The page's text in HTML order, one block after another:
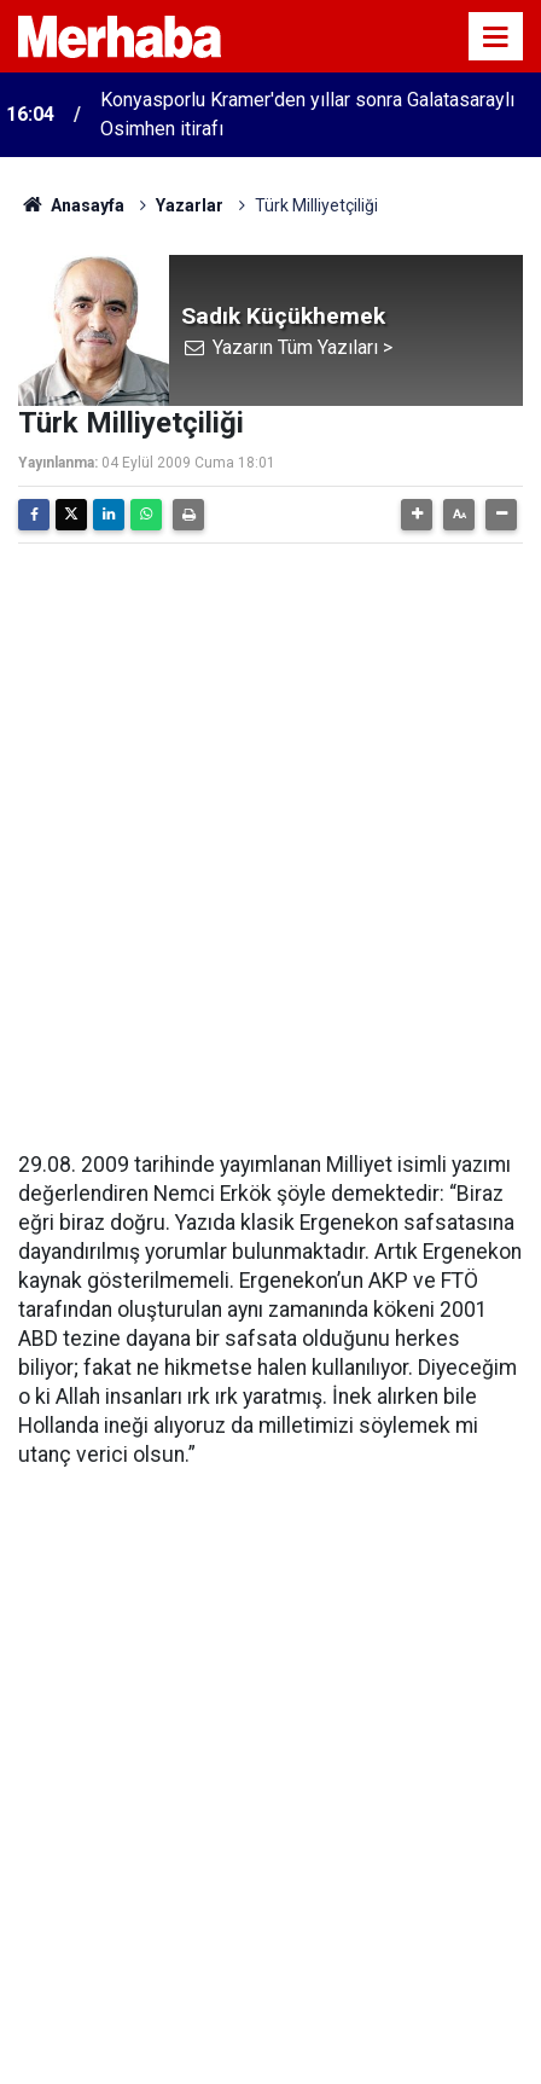
16:04
Konyasporlu Kramer'den yıllar sonra Galatasaraylı
Osimhen itirafı
Anasayfa Yazarlar Türk Milliyetçiliği
Sadık Küçükhemek
Yazarın Tüm Yazıları >
Türk Milliyetçiliği
Yayınlanma: 04 Eylül 2009 Cuma 18:01
29.08. 2009 tarihinde yayımlanan Milliyet isimli yazımı
değerlendiren Nemci Erkök şöyle demektedir: “Biraz
eğri biraz doğru. Yazıda klasik Ergenekon safsatasına
dayandırılmış yorumlar bulunmaktadır. Artık Ergenekon
kaynak gösterilmemeli. Ergenekon’un AKP ve FTÖ
tarafından oluşturulan aynı zamanında kökeni 2001
ABD tezine dayana bir safsata olduğunu herkes
biliyor; fakat ne hikmetse halen kullanılıyor. Diyeceğim
o ki Allah insanları ırk ırk yaratmış. İnek alırken bile
Hollanda ineği alıyoruz da milletimizi söylemek mi
utanç verici olsun.”